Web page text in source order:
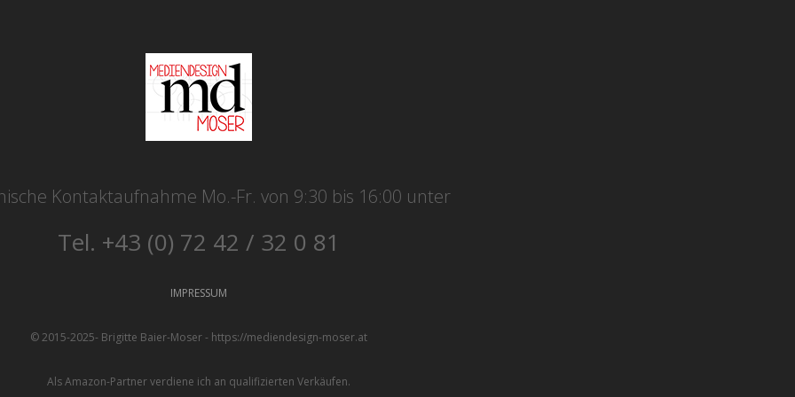
Kontaktaufnahme Mo.-Fr. von 9:30 bis 16:00 unter
Tel. +43 (0) 72 42 / 32 0 81
IMPRESSUM
© 2015-2025- Brigitte Baier-Moser - https://mediendesign-moser.at
Als Amazon-Partner verdiene ich an qualifizierten Verkäufen.